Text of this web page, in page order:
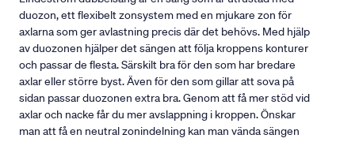
duozon, ett flexibelt zonsystem med en mjukare zon för
axlarna som ger avlastning precis där det behövs. Med hjälp
av duozonen hjälper det sängen att följa kroppens konturer
och passar de flesta. Särskilt bra för den som har bredare
axlar eller större byst. Även för den som gillar att sova på
sidan passar duozonen extra bra. Genom att få mer stöd vid
axlar och nacke får du mer avslappning i kroppen. Önskar
man att få en neutral zonindelning kan man vända sängen